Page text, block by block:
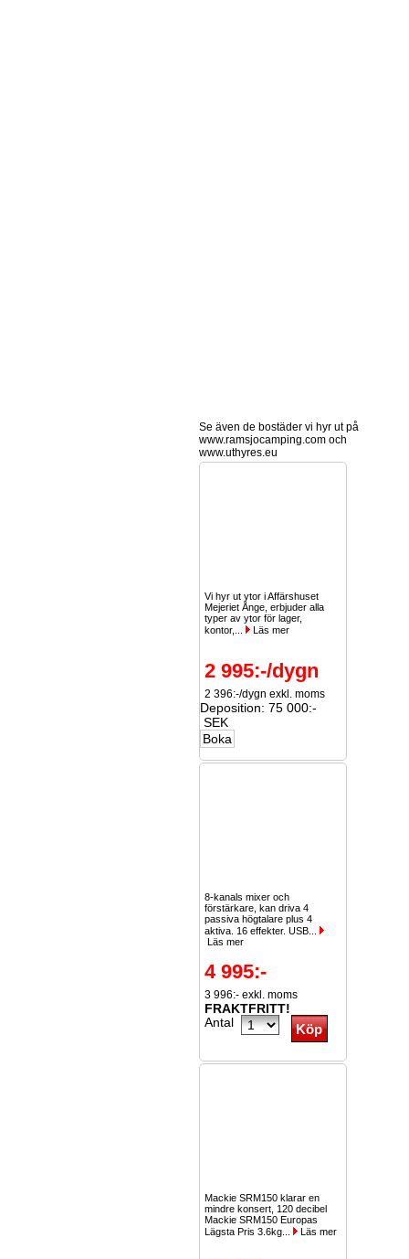
Se även de bostäder vi hyr ut på
www.ramsjocamping.com och
www.uthyres.eu
Vi hyr ut ytor i Affärshuset
Mejeriet Ånge, erbjuder alla
typer av ytor för lager,
kontor,...
Läs mer
2 995:-/dygn
2 396:-/dygn exkl. moms
Deposition: 75 000:-
SEK
8-kanals mixer och
förstärkare, kan driva 4
passiva högtalare plus 4
aktiva. 16 effekter. USB...
Läs mer
4 995:-
3 996:- exkl. moms
FRAKTFRITT!
Antal
Mackie SRM150 klarar en
mindre konsert, 120 decibel
Mackie SRM150 Europas
Lägsta Pris 3.6kg...
Läs mer